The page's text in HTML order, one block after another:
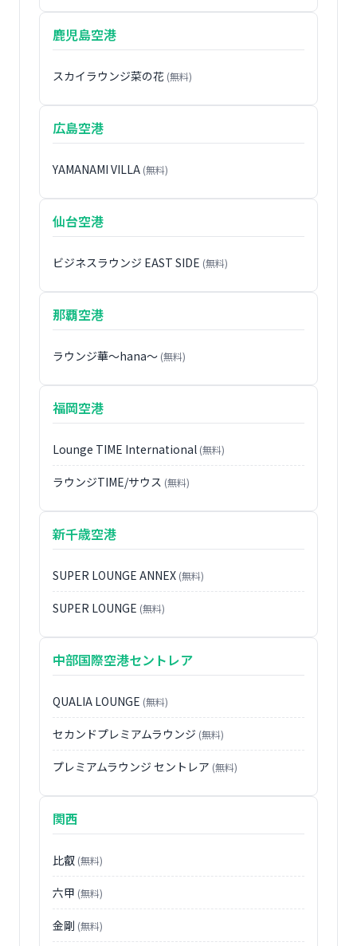
鹿児島空港
スカイラウンジ菜の花 (無料)
広島空港
YAMANAMI VILLA (無料)
仙台空港
ビジネスラウンジ EAST SIDE (無料)
那覇空港
ラウンジ華〜hana〜 (無料)
福岡空港
Lounge TIME International (無料)
ラウンジTIME/サウス (無料)
新千歳空港
SUPER LOUNGE ANNEX (無料)
SUPER LOUNGE (無料)
中部国際空港セントレア
QUALIA LOUNGE (無料)
セカンドプレミアムラウンジ (無料)
プレミアムラウンジ セントレア (無料)
関西
比叡 (無料)
六甲 (無料)
金剛 (無料)